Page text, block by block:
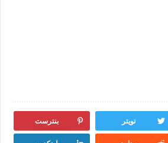
تويتر بنترست